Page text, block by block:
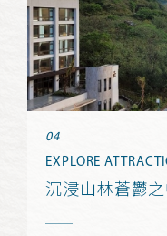
EXPLORE
沉浸山林蒼鬱之